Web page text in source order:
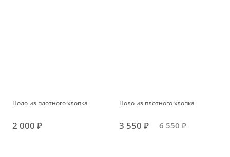
Поло из плотного хлопка
2 000 ₽
Поло из плотного хлопка
3 550 ₽ 6 550 ₽